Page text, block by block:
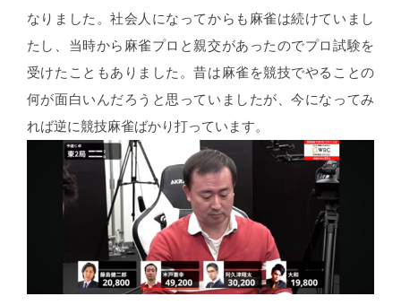
なりました。社会人になってからも麻雀は続けていまし
たし、当時から麻雀プロと親交があったのでプロ試験を
受けたこともありました。昔は麻雀を競技でやることの
何が面白いんだろうと思っていましたが、今になってみ
れば逆に競技麻雀ばかり打っています。